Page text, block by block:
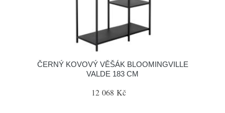
ČERNÝ KOVOVÝ VĚŠÁK BLOOMINGVILLE
VALDE 183 CM
12 068 Kč